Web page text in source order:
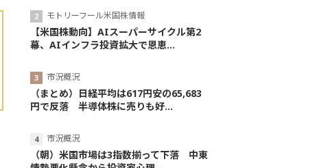
モトリーフール米国株情報
【米国株動向】AIスーパーサイクル第2
幕、AIインフラ投資拡大で恩恵...
市況概況
（まとめ）日経平均は617円安の65,683
円で反落 半導体株に売りも好...
市況概況
（朝）米国市場は3指数揃って下落 中東